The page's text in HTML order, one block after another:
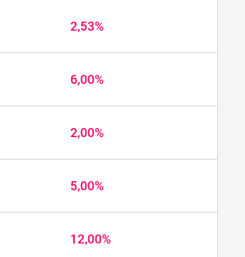
2,53%
6,00%
2,00%
5,00%
12,00%